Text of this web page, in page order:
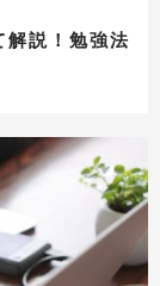
説！勉強法